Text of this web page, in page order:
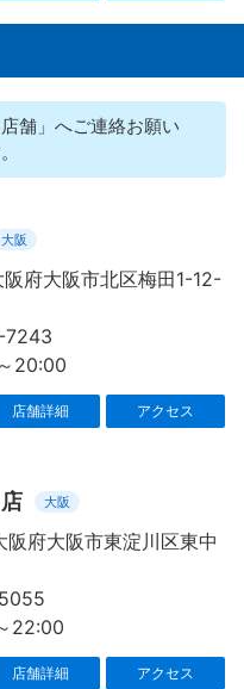
舗」へご連絡お願い
大阪
府大阪市北区梅田1-12-
7243
20:00
店舗詳細 アクセス
大阪
府大阪市東淀川区東中
22:00
店舗詳細 アクセス